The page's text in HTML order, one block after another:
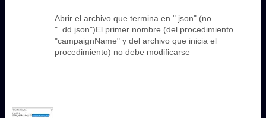
Abrir el archivo que termina en ".json" (no
"_dd.json")El primer nombre (del procedimiento
"campaignName" y del archivo que inicia el
procedimiento) no debe modificarse